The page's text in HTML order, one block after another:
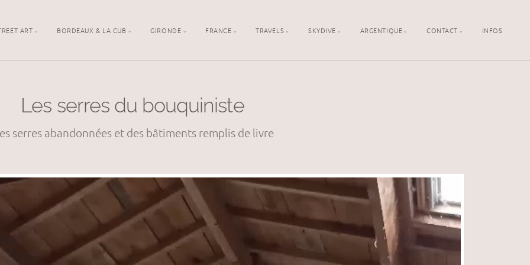
ART BORDEAUX & LA CUB GIRONDE FRANCE TRAVELS SKYDIVE ARGENTIQUE CONTACT INFOS
Les serres du bouquiniste
serres abandonnées et des bâtiments remplis de livre